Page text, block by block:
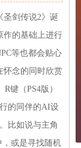
圣剑传说2》诞
作的基础上进行
等也都会贴心
怀念的同时欣赏
键（PS4版）
的同伴的AI设
比如说与主角
，或是寻找随机